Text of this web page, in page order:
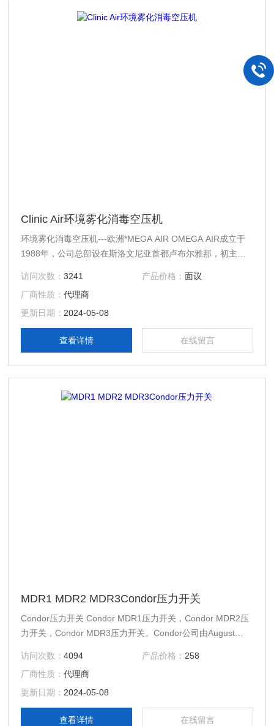
Clinic Air环境雾化消毒空压机
环境雾化消毒空压机---欧洲*MEGA AIR OMEGA AIR成立于
1988年，公司总部设在斯洛文尼亚首都卢布尔雅那，初主营
建立起来的*技术团队和专业知识背景，以及不断开展对空气
分离技术的开发及创造性研究工作，OMEGA AIR于2017年成
立了独立的空气压缩机子品牌MEGA AIR。
访问次数：3241 产品价格： 面议
厂商性质：代理商
更新日期： 2024-05-08
查看详情 在线留言
MDR1 MDR2 MDR3Condor压力开关
Condor压力开关 Condor MDR1压力开关，Condor MDR2压
力开关，Condor MDR3压力开关。Condor公司由August
来的泵。随着1935年用于泵自动控制的膜压控制的颁发，
Condor开关设备的时代开始了。
访问次数：4094 产品价格： 258
厂商性质：代理商
更新日期： 2024-05-08
查看详情 在线留言